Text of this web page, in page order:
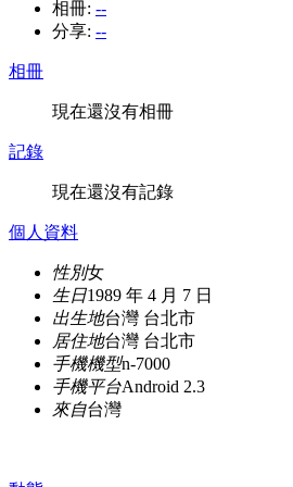
相冊: --
分享: --
相冊
現在還沒有相冊
記錄
現在還沒有記錄
個人資料
性別女
生日1989 年 4 月 7 日
出生地台灣 台北市
居住地台灣 台北市
手機機型n-7000
手機平台Android 2.3
來自台灣